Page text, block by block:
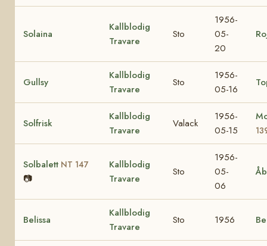
Solaina
Kallblodig
Travare
Sto
1956-
05-
20
Gullsy
Kallblodig
Travare
Sto
1956-
05-16
Solfrisk
Kallblodig
Travare
Valack
1956-
05-15
Solbalett NT 147
📷
Kallblodig
Travare
Sto
1956-
05-
06
Belissa
Kallblodig
Travare
Sto 1956